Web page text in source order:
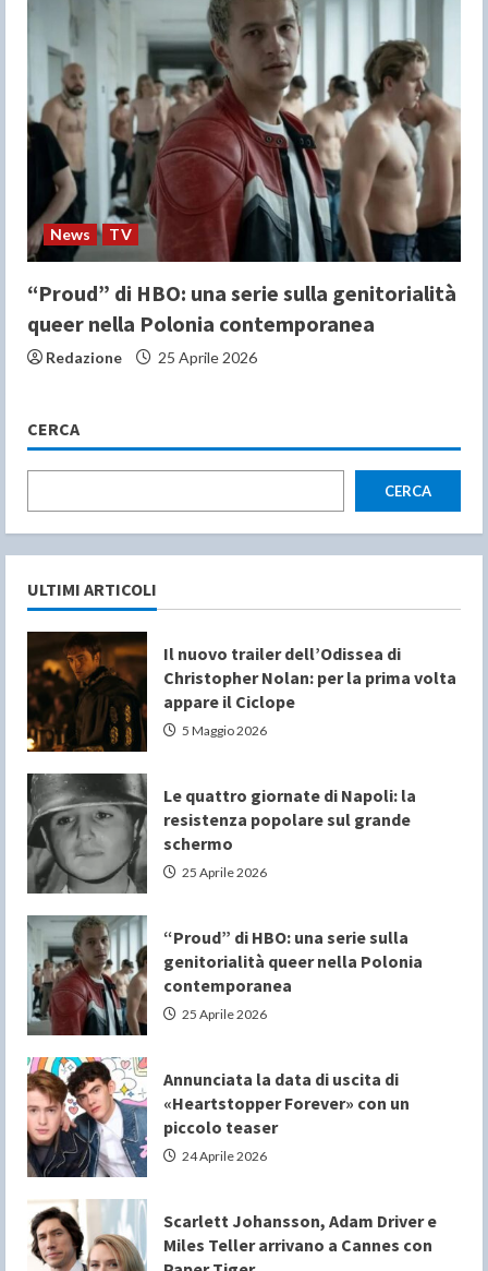
News TV
“Proud” di HBO: una serie sulla genitorialità
queer nella Polonia contemporanea
Redazione 25 Aprile 2026
CERCA
CERCA
ULTIMI ARTICOLI
Il nuovo trailer dell’Odissea di
Christopher Nolan: per la prima volta
appare il Ciclope
5 Maggio 2026
Le quattro giornate di Napoli: la
resistenza popolare sul grande
schermo
25 Aprile 2026
“Proud” di HBO: una serie sulla
genitorialità queer nella Polonia
contemporanea
25 Aprile 2026
Annunciata la data di uscita di
«Heartstopper Forever» con un
piccolo teaser
24 Aprile 2026
Scarlett Johansson, Adam Driver e
Miles Teller arrivano a Cannes con